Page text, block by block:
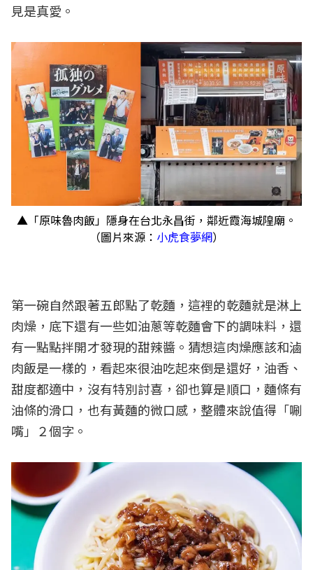
見是真愛。
▲「原味魯肉飯」隱身在台北永昌街，鄰近霞海城隍廟。
（圖片來源： 小虎食夢網）
第一碗自然跟著五郎點了乾麵，這裡的乾麵就是淋上
肉燥，底下還有一些如油蔥等乾麵會下的調味料，還
有一點點拌開才發現的甜辣醬。猜想這肉燥應該和滷
肉飯是一樣的，看起來很油吃起來倒是還好，油香、
甜度都適中，沒有特別討喜，卻也算是順口，麵條有
油條的滑口，也有黃麵的微口感，整體來說值得「唰
嘴」２個字。